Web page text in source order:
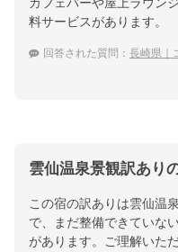
カフェバーや屋上ラウン
料サービスがあります。
回答された質問： 長崎県｜コス
雲仙温泉景観訳あり
この宿の訳ありは雲仙温
で、まだ整備できていな
があります。ご理解いた